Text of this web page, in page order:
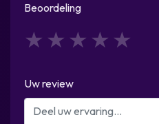
Beoordeling
4
3
2
1
Uw review